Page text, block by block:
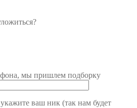
мы пришлем подборку
ваш ник (так нам будет